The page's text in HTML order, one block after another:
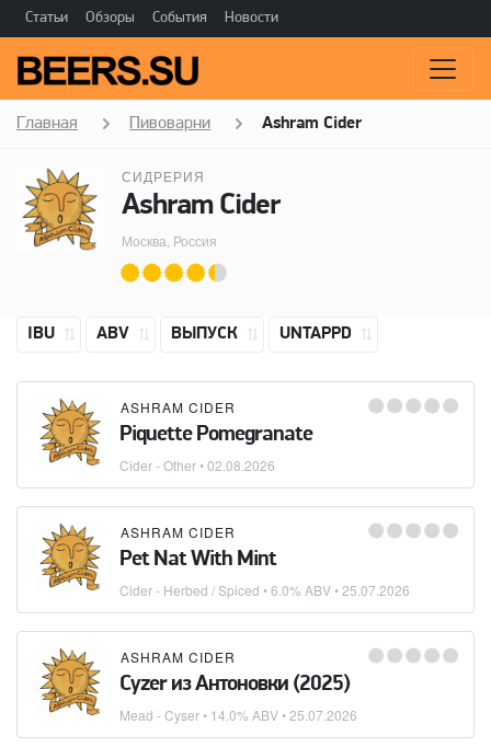
Статьи Обзоры События Новости
Главная Пивоварни Ashram Cider
СИДРЕРИЯ
Ashram Cider
Москва, Россия
IBU ABV ВЫПУСК UNTAPPD
ASHRAM CIDER
Piquette Pomegranate
Cider - Other•02.08.2026
ASHRAM CIDER
Pet Nat With Mint
Cider - Herbed / Spiced • 6.0% ABV •25.07.2026
ASHRAM CIDER
Cyzer из Антоновки (2025)
Mead - Cyser• 14.0% ABV •25.07.2026